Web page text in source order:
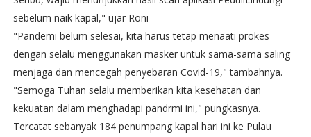
sebelum naik kapal," ujar Roni
"Pandemi belum selesai, kita harus tetap menaati prokes
dengan selalu menggunakan masker untuk sama-sama saling
menjaga dan mencegah penyebaran Covid-19," tambahnya.
"Semoga Tuhan selalu memberikan kita kesehatan dan
kekuatan dalam menghadapi pandrmi ini," pungkasnya.
Tercatat sebanyak 184 penumpang kapal hari ini ke Pulau